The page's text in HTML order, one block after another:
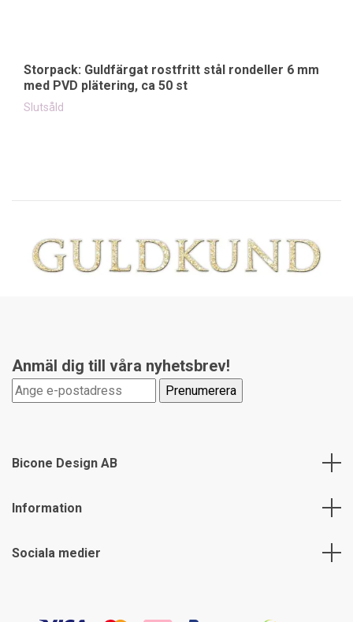
Storpack: Guldfärgat rostfritt stål rondeller 6 mm
med PVD plätering, ca 50 st
Slutsåld
Anmäl dig till våra nyhetsbrev!
Bicone Design AB
Information
Sociala medier